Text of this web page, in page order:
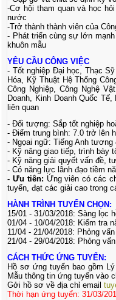
-Cơ hội tham quan và học
nước
-Trở thành thành viên của
- Phát triển cùng sự lớn
khuôn mẫu
YÊU CẦU CÔNG VIỆC
- Tốt nghiệp Đại học, Thạc
Hóa, Kỹ Thuật Hệ Thống
Công Nghiệp, Công Nghệ
Doanh, Kinh Doanh Quốc
liên quan
- Đối tượng: Sắp tốt nghiệp
- Điểm trung bình: 7.0 trở lên
- Ngọai ngữ: Tiếng Anh
- Kỹ năng giao tiếp, trình bày
- Kỹ năng giải quyết vấn đề,
- Có năng lực lãnh đạo tiềm
- Ưu tiên: Ứng viên có các
tuyển, đạt các giải cao trong
HÀNH TRÌNH TUYỂN CHỌN:
15/01 - 31/03/2018: Sàng lọc
01/04 - 10/04/2018: Kiểm tra
11/04 - 21/04/2018: Phỏng
21/04 - 29/04/2018: Phỏng
CÁCH THỨC ỨNG TUYỂN:
Hồ sơ ứng tuyển bao gồm
Mẫu thông tin ứng tuyển vào
Gởi hồ sơ về địa chỉ email
Thời hạn ứng tuyển: 31/03/